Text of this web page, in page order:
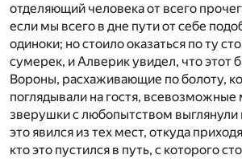
отделяющий человека от всего
если мы всего в дне пути от себе
одиноки; но стоило оказаться по ту
сумерек, и Алверик увидел, что этот
Вороны, расхаживающие по болоту,
поглядывали на гостя, всевозможные
зверушки с любопытством выглянули
это явился из тех мест, откуда
кто это пустился в путь, с которого